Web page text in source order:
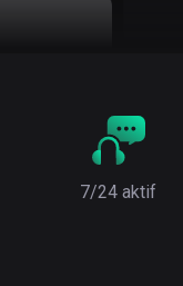
7/24 aktif